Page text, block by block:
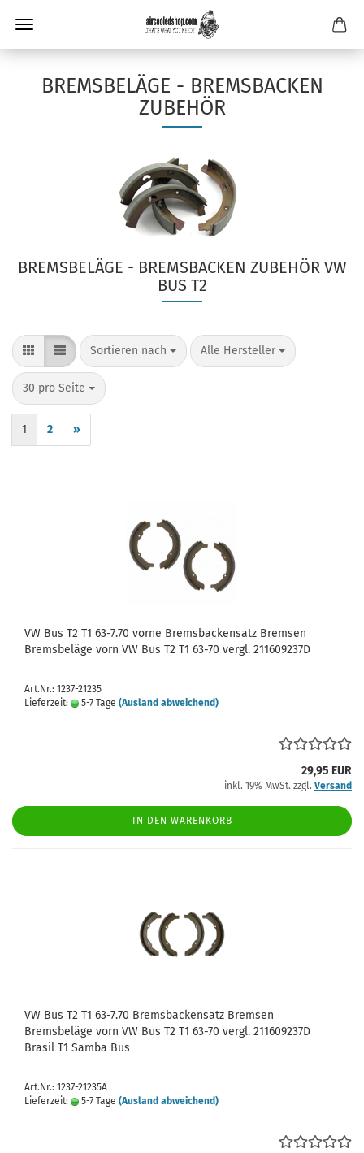
BREMSBELÄGE - BREMSBACKEN
ZUBEHÖR
BREMSBELÄGE - BREMSBACKEN ZUBEHÖR VW
BUS T2
Sortieren nach
Sortieren nach Alle Hersteller
pro Seite
30 pro Seite
pro Seite
1 2 »
VW Bus T2 T1 63-7.70 vorne Bremsbackensatz Bremsen
Bremsbeläge vorn VW Bus T2 T1 63-70 vergl. 211609237D
Art.Nr.: 1237-21235
Lieferzeit:
5-7 Tage (Ausland abweichend)
29,95 EUR
inkl. 19% MwSt. zzgl. Versand
IN DEN WARENKORB
VW Bus T2 T1 63-7.70 Bremsbackensatz Bremsen
Bremsbeläge vorn VW Bus T2 T1 63-70 vergl. 211609237D
Brasil T1 Samba Bus
Art.Nr.: 1237-21235A
Lieferzeit:
5-7 Tage (Ausland abweichend)